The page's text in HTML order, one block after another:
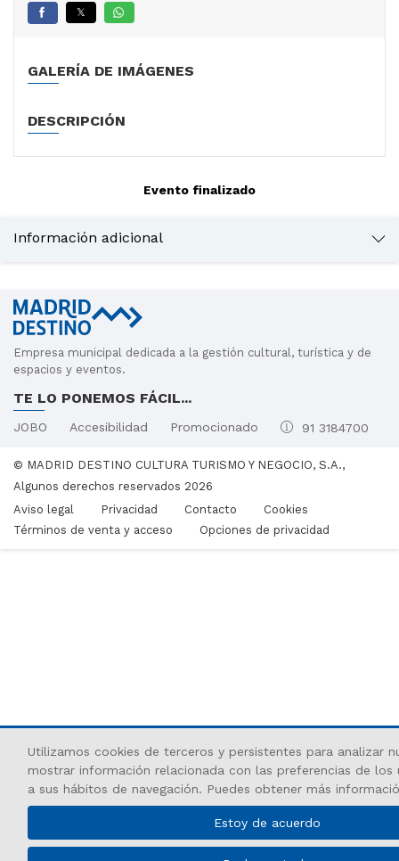
𝕏
DESCRIPCIÓN
GALERÍA DE IMÁGENES
Evento finalizado
Información adicional
https://www.cinetecamadrid.com/
Cómo llegar
La Plaza de Legazpi cuenta con una parada permanente de
taxi.
Legazpi (líneas 3 y 6)
En cercanías
La parada más cercana es la de Delicias, situada a 1,2
Empresa municipal dedicada a la gestión cultural, turística y de
espacios y eventos.
TE LO PONEMOS FÁCIL...
JOBO Accesibilidad Promocionado 91 3184700
© MADRID DESTINO CULTURA TURISMO Y NEGOCIO, S.A.,
Algunos derechos reservados 2026
Aviso legal
Privacidad Contacto
Cookies
Términos de venta y acceso
Opciones de privacidad
Utilizamos cookies de terceros y persistentes para analizar
mostrar información relacionada con las preferencias de los
a sus hábitos de navegación. Puedes obtener más
Estoy de acuerdo